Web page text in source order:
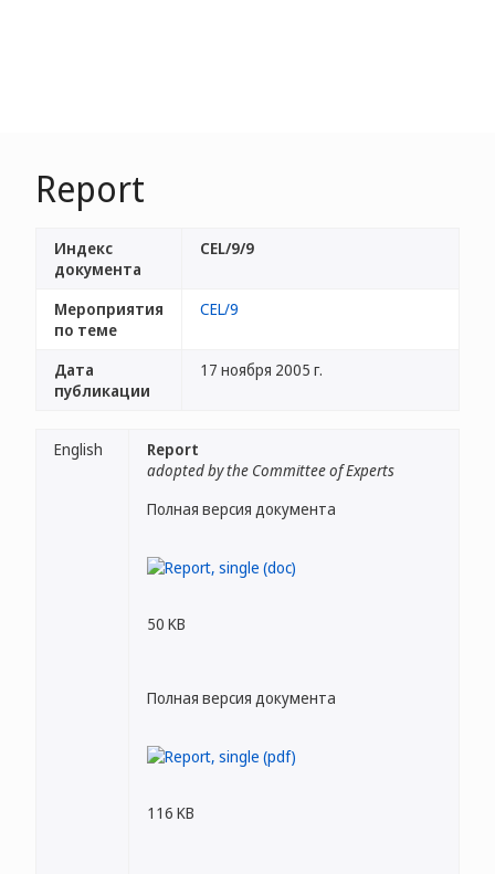
Report
Индекс
документа
CEL/9/9
Мероприятия
по теме
CEL/9
Дата
публикации
17 ноября 2005 г.
English
Report
adopted by the Committee of Experts
Полная версия документа
50 KB
Полная версия документа
116 KB